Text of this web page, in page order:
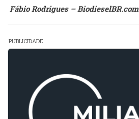
Fábio Rodrigues – BiodieselBR.com
PUBLICIDADE